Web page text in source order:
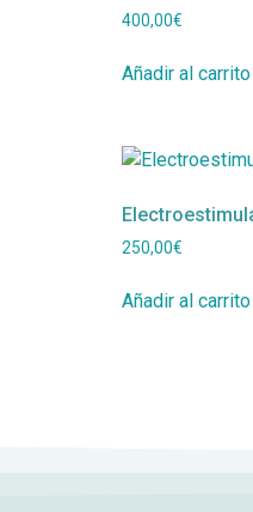
400,00€
Añadir al carrito
250,00€
Añadir al carrito